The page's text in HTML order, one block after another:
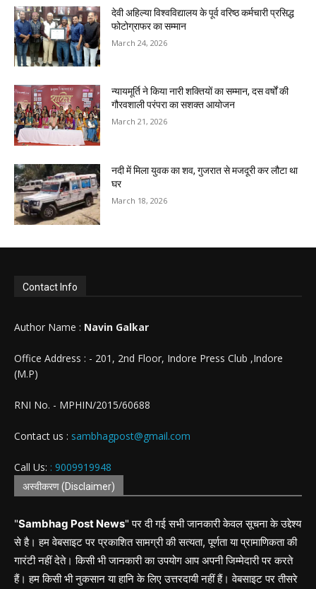
देवी अहिल्या विश्वविद्यालय के पूर्व वरिष्ठ कर्मचारी प्रसिद्ध
फोटोग्राफर का सम्मान
March 24, 2026
न्यायमूर्ति ने किया नारी शक्तियों का सम्मान, दस वर्षों की
गौरवशाली परंपरा का सशक्त आयोजन
March 21, 2026
नदी में मिला युवक का शव, गुजरात से मजदूरी कर लौटा था
घर
March 18, 2026
Contact Info
Author Name : Navin Galkar
Office Address : - 201, 2nd Floor, Indore Press Club ,Indore
(M.P)
RNI No. - MPHIN/2015/60688
Contact us : sambhagpost@gmail.com
Call Us: : 9009919948
अस्वीकरण (Disclaimer)
"Sambhag Post News" पर दी गई सभी जानकारी केवल सूचना के उद्देश्य
से है। हम वेबसाइट पर प्रकाशित सामग्री की सत्यता, पूर्णता या प्रामाणिकता की
गारंटी नहीं देते। किसी भी जानकारी का उपयोग आप अपनी जिम्मेदारी पर करते
हैं। हम किसी भी नुकसान या हानि के लिए उत्तरदायी नहीं हैं। वेबसाइट पर तीसरे